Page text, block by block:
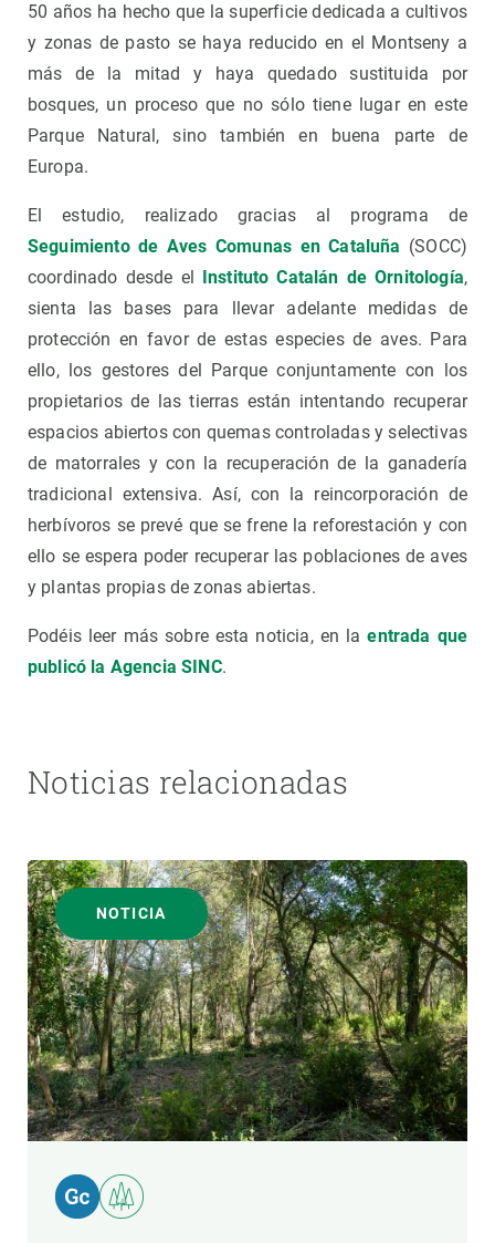
50 años ha hecho que la superficie dedicada a cultivos
y zonas de pasto se haya reducido en el Montseny a
más de la mitad y haya quedado sustituida por
bosques, un proceso que no sólo tiene lugar en este
Parque Natural, sino también en buena parte de
Europa.
El estudio, realizado gracias al programa de
Seguimiento de Aves Comunas en Cataluña (SOCC)
coordinado desde el Instituto Catalán de Ornitología,
sienta las bases para llevar adelante medidas de
protección en favor de estas especies de aves. Para
ello, los gestores del Parque conjuntamente con los
propietarios de las tierras están intentando recuperar
espacios abiertos con quemas controladas y selectivas
de matorrales y con la recuperación de la ganadería
tradicional extensiva. Así, con la reincorporación de
herbívoros se prevé que se frene la reforestación y con
ello se espera poder recuperar las poblaciones de aves
y plantas propias de zonas abiertas.
Podéis leer más sobre esta noticia, en laentrada que
publicó la Agencia SINC.
Noticias relacionadas
NOTICIA